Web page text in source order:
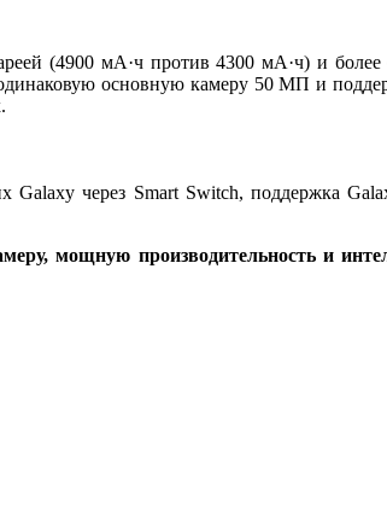
(4900 мА·ч против 4300 мА·ч) и
основную камеру 50 МП и
через Smart Switch, поддержка
мощную производительность и